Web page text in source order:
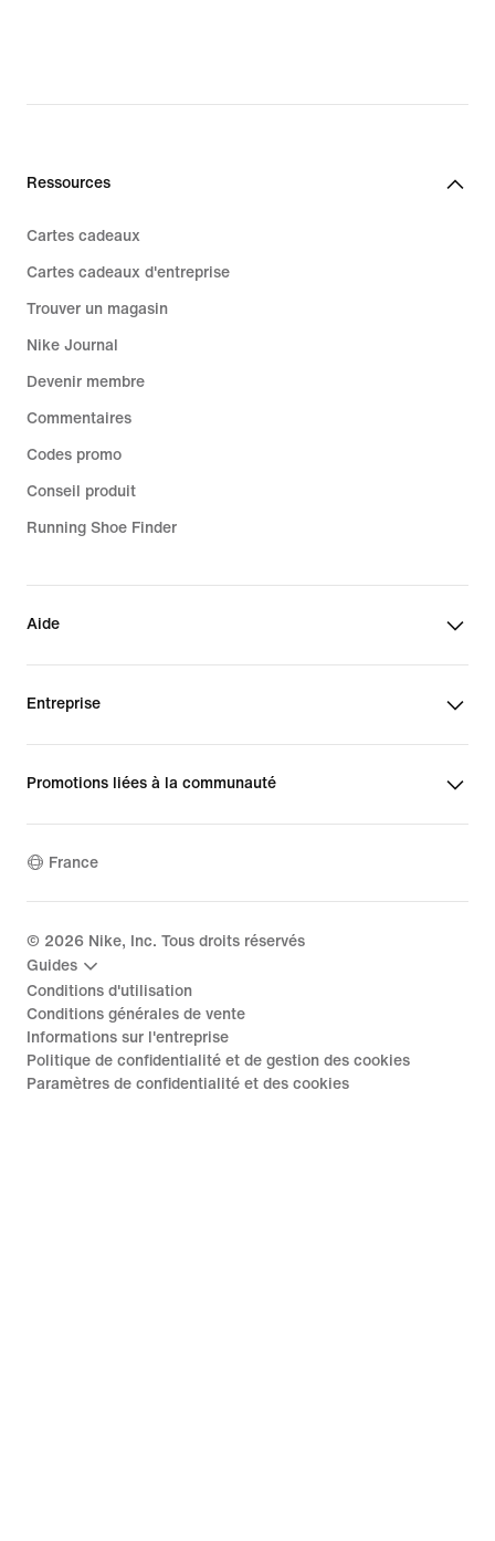
Ressources
Cartes cadeaux
Cartes cadeaux d'entreprise
Trouver un magasin
Nike Journal
Devenir membre
Commentaires
Codes promo
Conseil produit
Running Shoe Finder
Aide
Entreprise
Promotions liées à la communauté
France
© 2026 Nike, Inc. Tous droits réservés
Guides
Conditions d'utilisation
Conditions générales de vente
Informations sur l'entreprise
Politique de confidentialité et de gestion des cookies
Paramètres de confidentialité et des cookies